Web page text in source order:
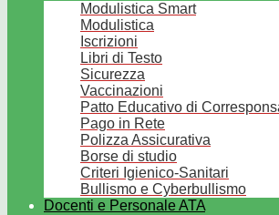
Modulistica Smart
Modulistica
Iscrizioni
Libri di Testo
Sicurezza
Vaccinazioni
Patto Educativo di
Pago in Rete
Polizza Assicurativa
Borse di studio
Criteri Igienico-Sanitari
Bullismo e Cyberbullismo
Docenti e Personale ATA